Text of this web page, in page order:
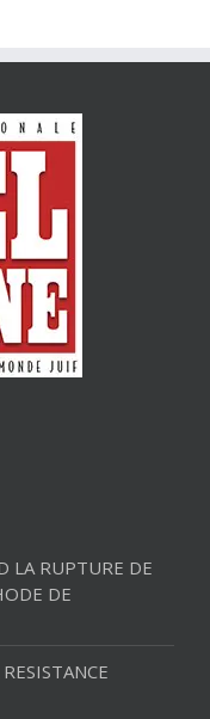
LA RUPTURE DE
DE